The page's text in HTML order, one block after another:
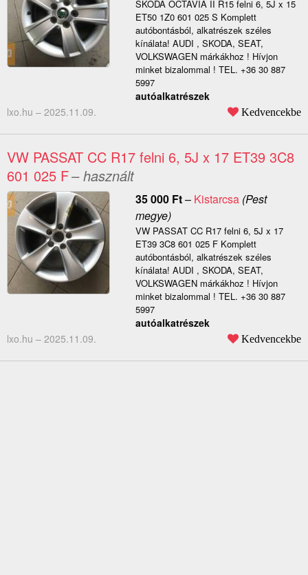
SKODA OCTAVIA II R15 felni 6, 5J x 15
ET50 1Z0 601 025 S Komplett
autóbontásból, alkatrészek széles
kínálata! AUDI , SKODA, SEAT,
VOLKSWAGEN márkákhoz ! Hívjon
minket bizalommal ! TEL. +36 30 887
5997
autóalkatrészek
lxo.hu – 2025.11.09. Kedvencekbe
VW PASSAT CC R17 felni 6, 5J x 17 ET39 3C8
601 025 F– használt
35 000 Ft– Kistarcsa(Pest
megye)
VW PASSAT CC R17 felni 6, 5J x 17
ET39 3C8 601 025 F Komplett
autóbontásból, alkatrészek széles
kínálata! AUDI , SKODA, SEAT,
VOLKSWAGEN márkákhoz ! Hívjon
minket bizalommal ! TEL. +36 30 887
5997
autóalkatrészek
lxo.hu – 2025.11.09. Kedvencekbe